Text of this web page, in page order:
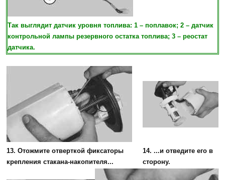
Так выглядит датчик уровня топлива: 1 – поплавок; 2 – датчик
контрольной лампы резервного остатка топлива; 3 – реостат
датчика.
13. Отожмите отверткой фиксаторы
крепления стакана-накопителя...
14. ...и отведите его в
сторону.